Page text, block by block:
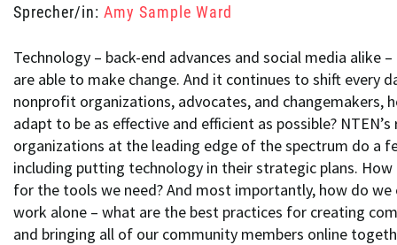
Sprecher/in: Amy Sample Ward
Technology – back-end advances and social media alike
are able to make change. And it continues to shift every
nonprofit organizations, advocates, and changemakers,
adapt to be as effective and efficient as possible?
organizations at the leading edge of the spectrum do a
including putting technology in their strategic plans.
for the tools we need? And most importantly, how do we
work alone – what are the best practices for creating
and bringing all of our community members online